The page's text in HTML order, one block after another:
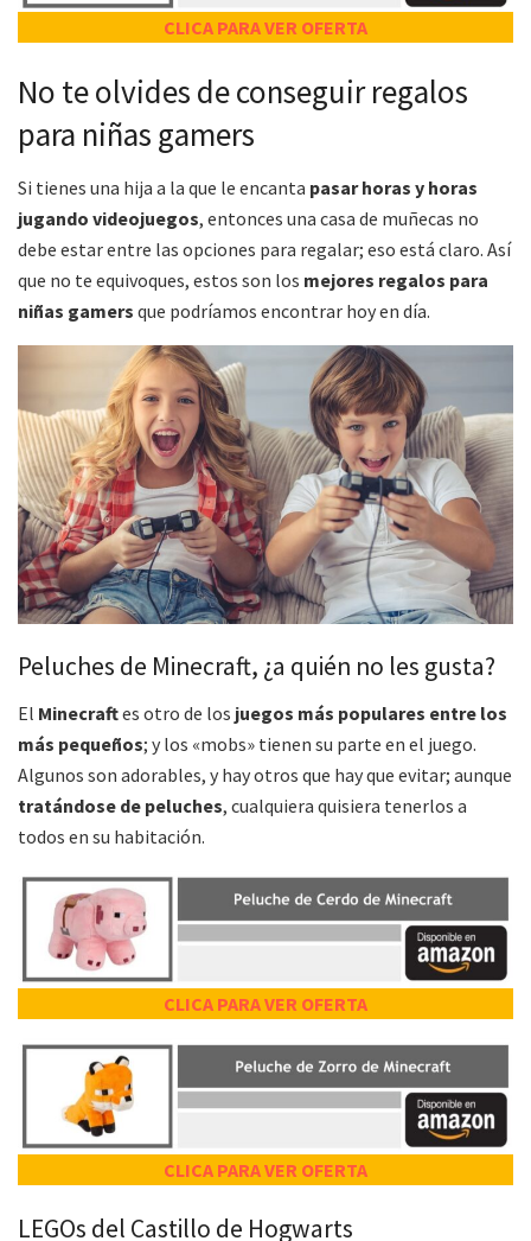
CLICA PARA VER OFERTA
No te olvides de conseguir regalos
para niñas gamers
Si tienes una hija a la que le encanta pasar horas y horas
jugando videojuegos, entonces una casa de muñecas no
debe estar entre las opciones para regalar; eso está claro. Así
que no te equivoques, estos son los mejores regalos para
niñas gamers que podríamos encontrar hoy en día.
Peluches de Minecraft, ¿a quién no les gusta?
El Minecraftes otro de los juegos más populares entre los
más pequeños; y los «mobs» tienen su parte en el juego.
Algunos son adorables, y hay otros que hay que evitar; aunque
tratándose de peluches, cualquiera quisiera tenerlos a
todos en su habitación.
CLICA PARA VER OFERTA
CLICA PARA VER OFERTA
LEGOs del Castillo de Hogwarts